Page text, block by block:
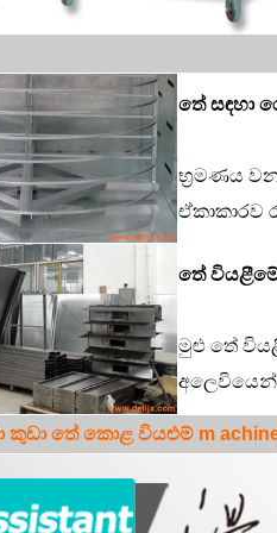
තේ සඳහා
භ්‍රමණය
ඒකාකාරව
තේ
මුළු තේ
අලෙවියෙන්
කුඩා තේ කොළ වියළුම් m